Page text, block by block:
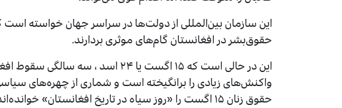
این سازمان بین‌المللی از دولت‌ها در سراسر جهان خواسته است
حقوق‌بشر در افغانستان گام‌های موثری بردارند.
این در حالی است که ۱۵ اگست یا ۲۴ اسد ،
واکنش‌های زیادی را برانگیخته است و شماری از چهره‌های
حقوق زنان ۱۵ اگست را «روز سیاه در تاریخ افغانستان» خوانده‌اند.